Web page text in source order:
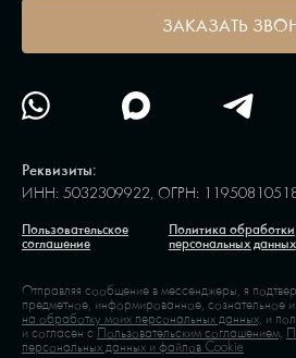
ЗАКАЗАТЬ
Реквизиты:
ИНН: 5032309922, ОГРН:
Пользовательское
соглашение
Политика обработки
персональных данных
Отправляя сообщение в мессенджеры, я
предметное, информированное, сознательное
на обработку моих персональных данных, и
и согласен сПользовательским соглашением,
персональных данных и файлов Cookie